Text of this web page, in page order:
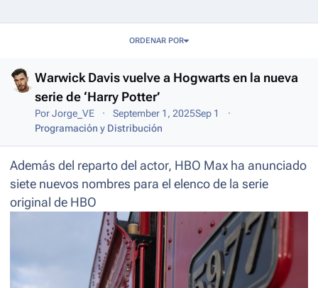
ORDENAR POR
Warwick Davis vuelve a Hogwarts en la nueva
serie de ‘Harry Potter’
PorJorge_VE September 1, 2025Sep 1
Programación y Distribución
Además del reparto del actor, HBO Max ha anunciado
siete nuevos nombres para el elenco de la serie
original de HBO